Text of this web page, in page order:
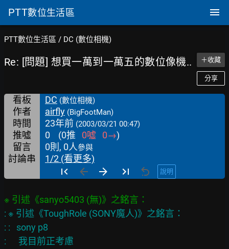
PTT數位生活區
PTT數位生活區 / DC (數位相機)
Re: [問題] 想買一萬到一萬五的數位像機.. ＋收藏
分享
看板 DC (數位相機)
作者 airfly (BigFootMan)
時間 23年前 (2003/03/21 00:47)
推噓 0 (0推 0噓 0→)
留言
0則, 0人參與
討論串 1/2 (看更多)
說明
: ※ 引述《ToughRole (SONY魔人)》之銘言：
: :   sony p8
:      我目前正考慮